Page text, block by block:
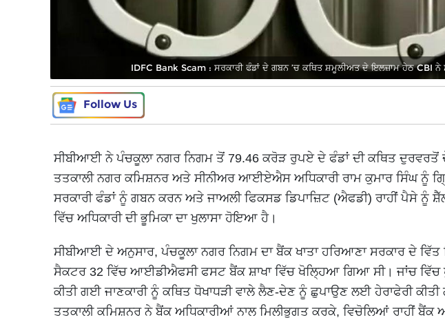
IDFC Bank Scam : ਸਰਕਾਰੀ ਫੰਡਾਂ ਦੇ ਗਬਨ ’ਚ ਕਥਿਤ ਸ਼ਮੂਲੀਅਤ ਦੇ ਇਲਜ਼ਾਮ ਹੇਠ CBI ਨੇ
Follow Us
ਸੀਬੀਆਈ ਨੇ ਪੰਚਕੂਲਾ ਨਗਰ ਨਿਗਮ ਤੋਂ 79.46 ਕਰੋੜ ਰੁਪਏ ਦੇ ਫੰਡਾਂ ਦੀ ਕਥਿਤ ਦੁਰਵਰਤੋਂ
ਤਤਕਾਲੀ ਨਗਰ ਕਮਿਸ਼ਨਰ ਅਤੇ ਸੀਨੀਅਰ ਆਈਏਐਸ ਅਧਿਕਾਰੀ ਰਾਮ ਕੁਮਾਰ ਸਿੰਘ ਨੂੰ
ਸਰਕਾਰੀ ਫੰਡਾਂ ਨੂੰ ਗਬਨ ਕਰਨ ਅਤੇ ਜਾਅਲੀ ਫਿਕਸਡ ਡਿਪਾਜ਼ਿਟ (ਐਫਡੀ) ਰਾਹੀਂ ਪੈਸੇ ਨੂੰ
ਵਿੱਚ ਅਧਿਕਾਰੀ ਦੀ ਭੂਮਿਕਾ ਦਾ ਖੁਲਾਸਾ ਹੋਇਆ ਹੈ।
ਸੀਬੀਆਈ ਦੇ ਅਨੁਸਾਰ, ਪੰਚਕੂਲਾ ਨਗਰ ਨਿਗਮ ਦਾ ਬੈਂਕ ਖਾਤਾ ਹਰਿਆਣਾ ਸਰਕਾਰ ਦੇ ਵਿੱਤ
ਸੈਕਟਰ 32 ਵਿੱਚ ਆਈਡੀਐਫਸੀ ਫਸਟ ਬੈਂਕ ਸ਼ਾਖਾ ਵਿੱਚ ਖੋਲ੍ਹਿਆ ਗਿਆ ਸੀ। ਜਾਂਚ ਵਿੱਚ
ਕੀਤੀ ਗਈ ਜਾਣਕਾਰੀ ਨੂੰ ਕਥਿਤ ਧੋਖਾਧੜੀ ਵਾਲੇ ਲੈਣ-ਦੇਣ ਨੂੰ ਛੁਪਾਉਣ ਲਈ ਹੇਰਾਫੇਰੀ
ਤਤਕਾਲੀ ਕਮਿਸ਼ਨਰ ਨੇ ਬੈਂਕ ਅਧਿਕਾਰੀਆਂ ਨਾਲ ਮਿਲੀਭੁਗਤ ਕਰਕੇ, ਵਿਚੋਲਿਆਂ ਰਾਹੀਂ